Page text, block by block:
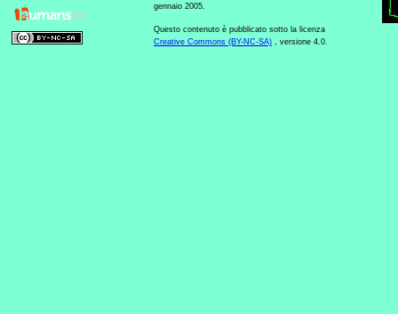
gennaio 2005.
Questo contenuto è pubblicato sotto la licenza
Creative Commons (BY-NC-SA) , versione 4.0.